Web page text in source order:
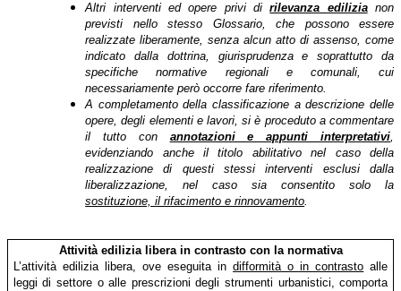
Altri interventi ed opere privi dirilevanza edilizianon
previsti nello stesso Glossario,che possono essere
realizzate liberamente, senza alcun atto di assenso, come
indicato dalla dottrina, giurisprudenza e soprattutto da
specifiche normative
regionali e comunali, cui
necessariamente però occorre fare riferimento.
A completamento della classificazione a descrizione delle
opere, degli elementi e lavori, si è proceduto a commentare
il tutto con annotazioni e appunti interpretativi,
evidenziando anche il titolo abilitativo nel caso della
realizzazione di questi stessi interventi esclusi dalla
liberalizzazione, nel caso sia consentito solo la
sostituzione, il rifacimento e rinnovamento.
Attività edilizia libera in contrasto con la normativa
L’attività edilizia libera, ove eseguita indifformità o in contrasto alle
leggi di settore o alle prescrizioni degli strumenti urbanistici, comporta